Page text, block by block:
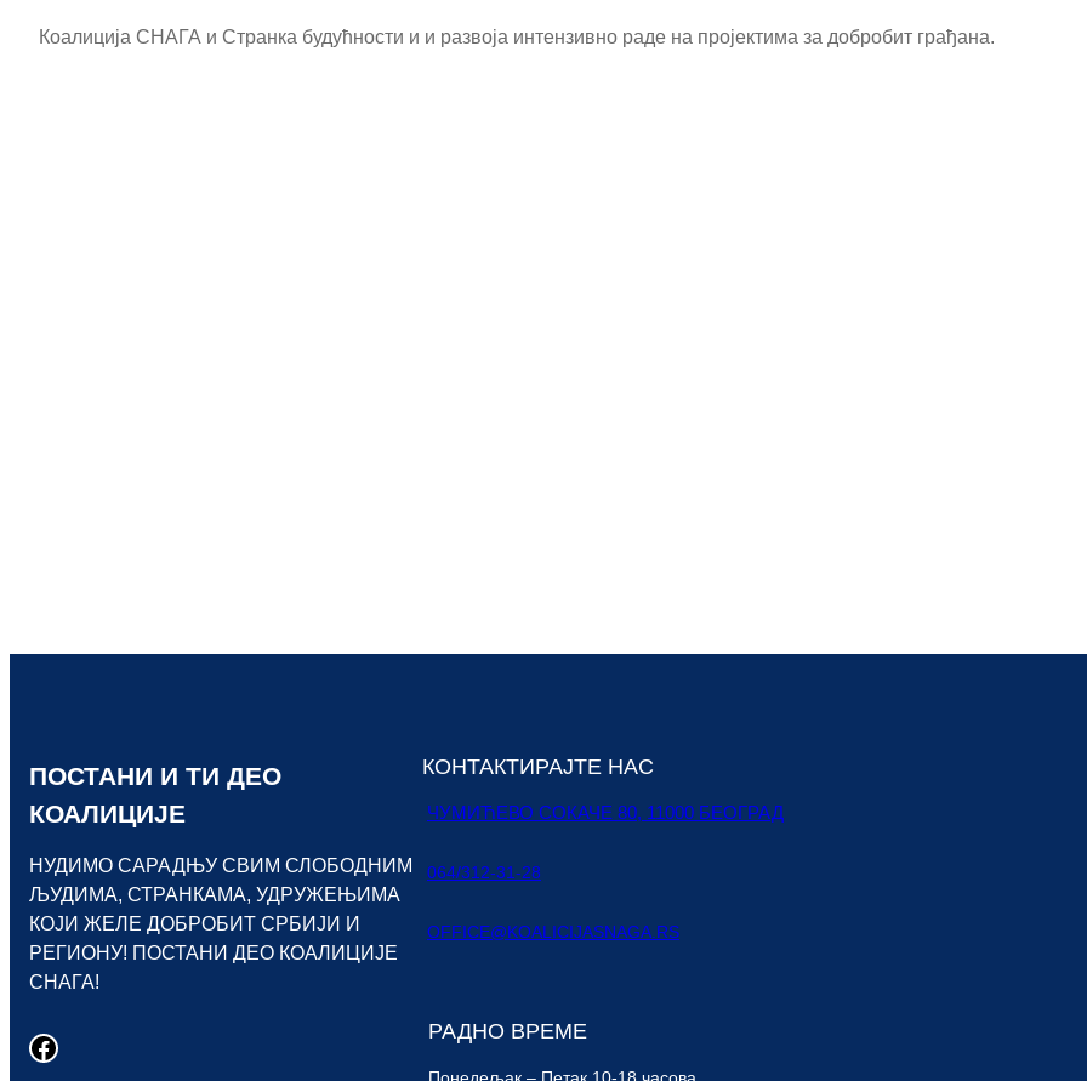
Коалиција СНАГА и Странка будућности и и развоја интензивно раде на пројектима за добробит грађана.
ПОСТАНИ И ТИ ДЕО
КОАЛИЦИЈЕ
НУДИМО САРАДЊУ СВИМ СЛОБОДНИМ
ЉУДИМА, СТРАНКАМА, УДРУЖЕЊИМА
КОЈИ ЖЕЛЕ ДОБРОБИТ СРБИЈИ И
РЕГИОНУ! ПОСТАНИ ДЕО КОАЛИЦИЈЕ
СНАГА!
Facebook
КОНТАКТИРАЈТЕ НАС
ЧУМИЋЕВО СОКАЧЕ 80, 11000 БЕОГРАД
064/312-31-28
OFFICE@KOALICIJASNAGA.RS
РАДНО ВРЕМЕ